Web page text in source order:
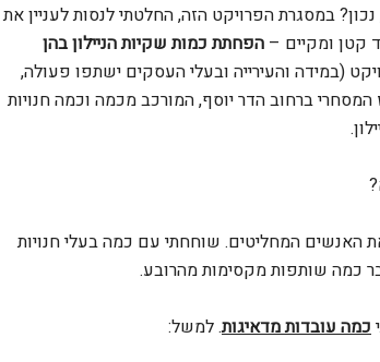
נכון? במסגרת הפרויקט הזה, החלטתי לנסות לעניין את
קטן ומקיים – הפחתת כמות שקיות הניילון בהן
(במידה והעירייה ובעלי העסקים ישתפו פעולה,
ברחוב הדר יוסף, המורכב מכמה וכמה חנויות
האנשים המחליטים. שוחחתי עם כמה בעלי חנויות
כמה שותפות מקסימות מהרובע.
כמה עובדות מדאיגות. למשל: